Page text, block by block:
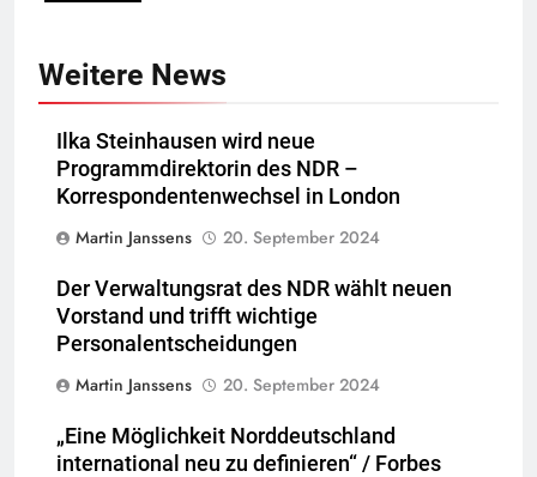
Weitere News
Ilka Steinhausen wird neue
Programmdirektorin des NDR –
Korrespondentenwechsel in London
Martin Janssens
20. September 2024
Der Verwaltungsrat des NDR wählt neuen
Vorstand und trifft wichtige
Personalentscheidungen
Martin Janssens
20. September 2024
„Eine Möglichkeit Norddeutschland
international neu zu definieren“ / Forbes